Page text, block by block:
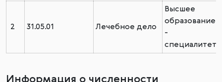
2 31.05.01 Лечебное дело
Высшее
образование
-
специалитет
Информация о численности